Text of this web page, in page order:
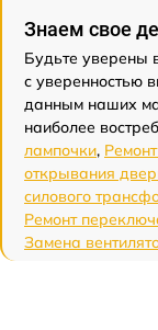
Знаем свое
Будьте уверены
с уверенностью
данным наших
наиболее
лампочки,
открывания
силового
Ремонт
Замена